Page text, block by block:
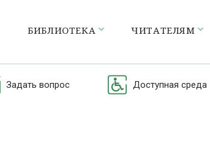
БИБЛИОТЕКА ЧИТАТЕЛЯМ
Задать вопрос Доступная среда